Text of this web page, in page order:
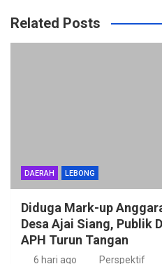
Related Posts
DAERAH LEBONG
Diduga Mark-up
Desa Ajai Siang, Publik
APH Turun Tangan
6 hari ago Perspektif